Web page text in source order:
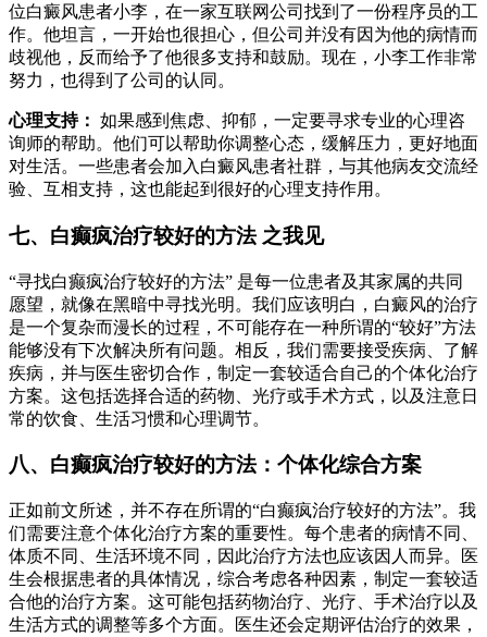
位白癜风患者小李，在一家互联网公司找到了一份程序员的工
作。他坦言，一开始也很担心，但公司并没有因为他的病情而
歧视他，反而给予了他很多支持和鼓励。现在，小李工作非常
努力，也得到了公司的认同。
心理支持： 如果感到焦虑、抑郁，一定要寻求专业的心理咨
询师的帮助。他们可以帮助你调整心态，缓解压力，更好地面
对生活。一些患者会加入白癜风患者社群，与其他病友交流经
验、互相支持，这也能起到很好的心理支持作用。
七、白癫疯治疗较好的方法 之我见
“寻找白癫疯治疗较好的方法” 是每一位患者及其家属的共同
愿望，就像在黑暗中寻找光明。我们应该明白，白癜风的治疗
是一个复杂而漫长的过程，不可能存在一种所谓的“较好”方法
能够没有下次解决所有问题。相反，我们需要接受疾病、了解
疾病，并与医生密切合作，制定一套较适合自己的个体化治疗
方案。这包括选择合适的药物、光疗或手术方式，以及注意日
常的饮食、生活习惯和心理调节。
八、白癫疯治疗较好的方法：个体化综合方案
正如前文所述，并不存在所谓的“白癫疯治疗较好的方法”。我
们需要注意个体化治疗方案的重要性。每个患者的病情不同、
体质不同、生活环境不同，因此治疗方法也应该因人而异。医
生会根据患者的具体情况，综合考虑各种因素，制定一套较适
合他的治疗方案。这可能包括药物治疗、光疗、手术治疗以及
生活方式的调整等多个方面。医生还会定期评估治疗的效果，